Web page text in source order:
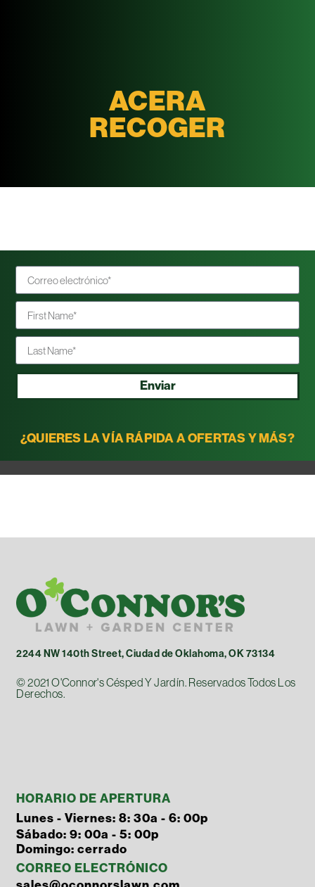
ACERA
RECOGER
¿QUIERES LA VÍA RÁPIDA A OFERTAS Y MÁS?
Enviar
2244 NW 140th Street, Ciudad de Oklahoma, OK 73134
© 2021 O'Connor's Césped Y Jardín. Reservados Todos Los
Derechos.
HORARIO DE APERTURA
Lunes - Viernes: 8: 30a - 6: 00p
Sábado: 9: 00a - 5: 00p
Domingo: cerrado
CORREO ELECTRÓNICO